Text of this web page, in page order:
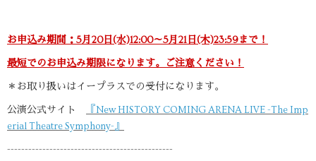
お申込み期間：5月20日(水)12:00～5月21日(木)23:59まで！
最短でのお申込み期限になります。ご注意ください！
＊お取り扱いはイープラスでの受付になります。
公演公式サイト
『New HISTORY COMING ARENA LIVE -The Imp
erial Theatre Symphony-』
-----------------------------------------------